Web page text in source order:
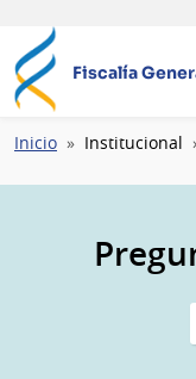
Fiscalía
Ruta
navegación
Inicio Institucional